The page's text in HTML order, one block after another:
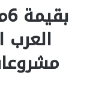
العرب